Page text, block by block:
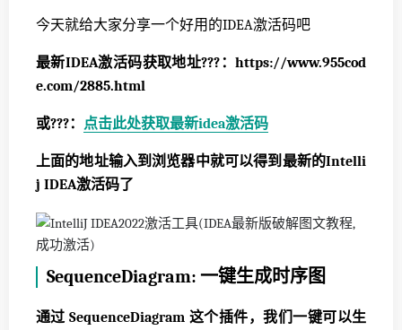
今天就给大家分享一个好用的IDEA激活码吧
最新IDEA激活码获取地址?️?️?️：https://www.955cod
e.com/2885.html
或?️?️?️： 点击此处获取最新idea激活码
上面的地址输入到浏览器中就可以得到最新的Intelli
j IDEA激活码了
SequenceDiagram: 一键生成时序图
通过 SequenceDiagram 这个插件，我们一键可以生